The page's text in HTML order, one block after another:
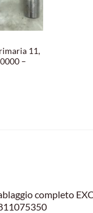
11,
–
completo